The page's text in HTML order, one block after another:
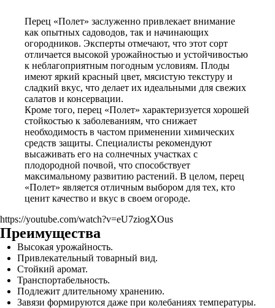
Перец «Полет» заслуженно привлекает внимание
как опытных садоводов, так и начинающих
огородников. Эксперты отмечают, что этот сорт
отличается высокой урожайностью и устойчивостью
к неблагоприятным погодным условиям. Плоды
имеют яркий красный цвет, мясистую текстуру и
сладкий вкус, что делает их идеальными для свежих
салатов и консервации.
Кроме того, перец «Полет» характеризуется хорошей
стойкостью к заболеваниям, что снижает
необходимость в частом применении химических
средств защиты. Специалисты рекомендуют
высаживать его на солнечных участках с
плодородной почвой, что способствует
максимальному развитию растений. В целом, перец
«Полет» является отличным выбором для тех, кто
ценит качество и вкус в своем огороде.
https://youtube.com/watch?v=eU7ziogXOus
Преимущества
Высокая урожайность.
Привлекательный товарный вид.
Стойкий аромат.
Транспортабельность.
Подлежит длительному хранению.
Завязи формируются даже при колебаниях температуры.